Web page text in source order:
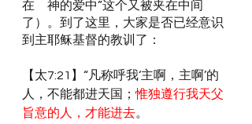
在　神的爱中”这个又被夹在中间
了）。到了这里，大家是否已经意识
到主耶稣基督的教训了：
【太7:21】“凡称呼我‘主啊，主啊’的
人，不能都进天国；惟独遵行我天父
旨意的人，才能进去。